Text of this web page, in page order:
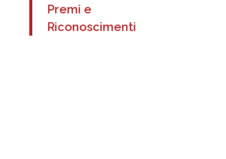
Premi e
Riconoscimenti